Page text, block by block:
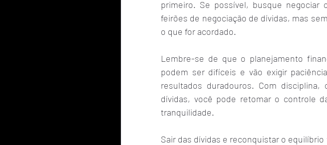
primeiro. Se possível, busque
feirões de negociação de dívidas, mas
o que for acordado.
Lembre-se de que o planejamento
podem ser difíceis e vão exigir
resultados duradouros. Com
dívidas, você pode retomar o controle
tranquilidade.
Sair das dívidas e reconquistar o